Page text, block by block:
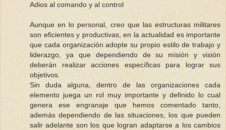
Adios al comando y al control
Aunque en lo personal, creo que las estructuras militares
son eficientes y productivas, en la actualidad es importante
que cada organización adopte su propio estilo de trabajo y
liderazgo, ya que dependiendo de su misión y visión
deberán realizar acciones específicas para lograr sus
objetivos.
Sin duda alguna, dentro de las organizaciones cada
elemento juega un rol muy importante y definido lo cual
genera ese engranaje que hemos comentado tanto,
además dependiendo de las situaciones, los que pueden
salir adelante son los que logran adaptarse a los cambios